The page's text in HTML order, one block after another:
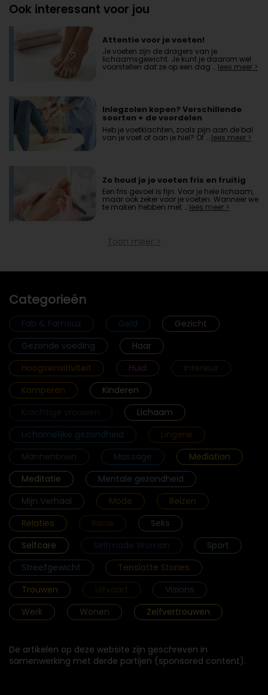
Ook interessant voor jou
Attentie voor je voeten!
Je voeten zijn de dragers van je
lichaamsgewicht. Je kunt je daarom wel
voorstellen dat ze op een dag … lees meer >
Inlegzolen kopen? Verschillende
soorten + de voordelen
Heb je voetklachten, zoals pijn aan de bal
van je voet of aan je hiel? Of … lees meer >
Zo houd je je voeten fris en fruitig
Een fris gevoel is fijn. Voor je hele lichaam,
maar ook zeker voor je voeten. Wanneer we
te maken hebben met … lees meer >
Toon meer >
Categorieën
Fab & Famouz Geld
Gezicht
Gezonde voeding
Haar
Hoogsensitiviteit
Huid
Interieur
Kamperen
Kinderen
Lichaam
Lichamelijke gezondheid
Lingerie
Mannenbrein
Massage
Mediation
Meditatie
Mentale gezondheid
Mijn Verhaal
Mode
Reizen
Relaties
Rouw
Seks
Selfcare
Selfmade Woman
Sport
Streefgewicht
Tenslotte Stories
Trouwen
Uitvaart
Visions
Werk
Wonen Zelfvertrouwen
De artikelen op deze website zijn geschreven in
samenwerking met derde partijen (sponsored content).